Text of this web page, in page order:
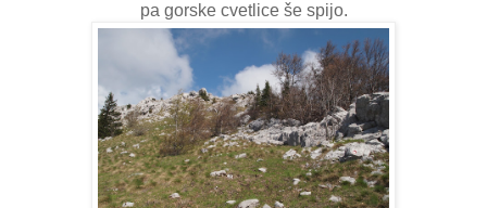
pa gorske cvetlice še spijo.